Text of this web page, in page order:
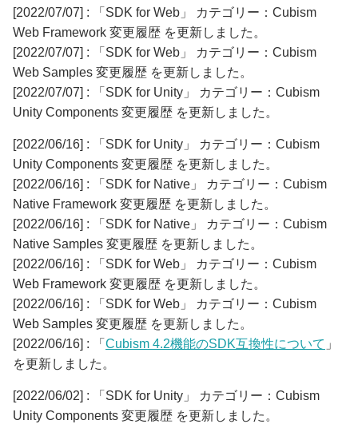
[2022/07/07] : 「SDK for Web」 カテゴリー：Cubism
Web Framework 変更履歴 を更新しました。
[2022/07/07] : 「SDK for Web」 カテゴリー：Cubism
Web Samples 変更履歴 を更新しました。
[2022/07/07] : 「SDK for Unity」 カテゴリー：Cubism
Unity Components 変更履歴 を更新しました。
[2022/06/16] : 「SDK for Unity」 カテゴリー：Cubism
Unity Components 変更履歴 を更新しました。
[2022/06/16] : 「SDK for Native」 カテゴリー：Cubism
Native Framework 変更履歴 を更新しました。
[2022/06/16] : 「SDK for Native」 カテゴリー：Cubism
Native Samples 変更履歴 を更新しました。
[2022/06/16] : 「SDK for Web」 カテゴリー：Cubism
Web Framework 変更履歴 を更新しました。
[2022/06/16] : 「SDK for Web」 カテゴリー：Cubism
Web Samples 変更履歴 を更新しました。
[2022/06/16] : 「 Cubism 4.2機能のSDK互換性について 」
を更新しました。
[2022/06/02] : 「SDK for Unity」 カテゴリー：Cubism
Unity Components 変更履歴 を更新しました。